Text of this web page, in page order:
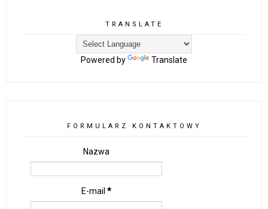
TRANSLATE
Powered by Translate
FORMULARZ KONTAKTOWY
Nazwa
E-mail *